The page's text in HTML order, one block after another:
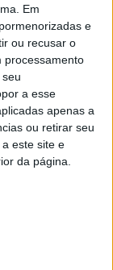
Em
e
ou recusar o
processamento
a esse
apenas a
ou retirar seu
este site e
da página.
pela
Elon
valerá mais